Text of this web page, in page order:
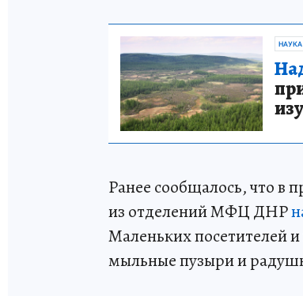
НАУКА
Ранее сообщалось, что в
из отделений МФЦ ДНР
Маленьких посетителей
мыльные пузыри и